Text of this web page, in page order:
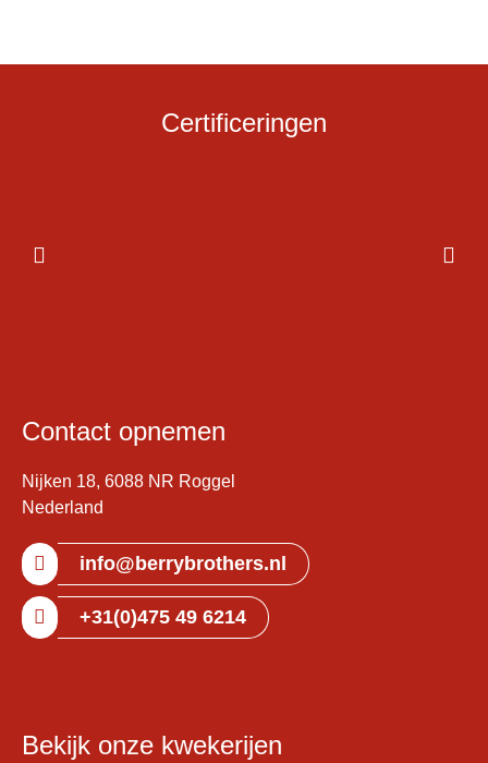
Certificeringen
Contact opnemen
Nijken 18, 6088 NR Roggel
Nederland
info@berrybrothers.nl
+31(0)475 49 6214
Bekijk onze kwekerijen